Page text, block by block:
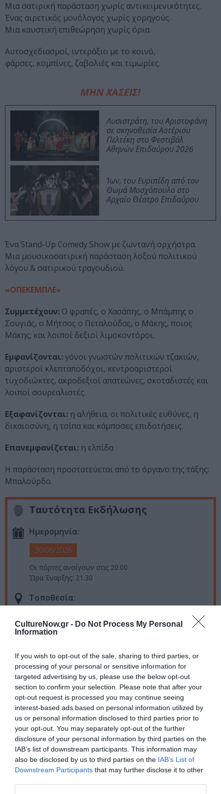
CultureNow.gr - Do Not Process My Personal
Information
If you wish to opt-out of the sale, sharing to third parties, or
processing of your personal or sensitive information for
targeted advertising by us, please use the below opt-out
section to confirm your selection. Please note that after your
opt-out request is processed you may continue seeing
interest-based ads based on personal information utilized by
us or personal information disclosed to third parties prior to
your opt-out. You may separately opt-out of the further
disclosure of your personal information by third parties on the
IAB’s list of downstream participants. This information may
also be disclosed by us to third parties on the IAB’s List of
Downstream Participants that may further disclose it to other
Μια σατιρική παράσταση χωρίς αντικειμενικότητες.
Ένας αιρετικός μονόλογος χωρίς χορηγούς.
Μια καυστική επιθεώρηση χωρίς όρια.
Αυτοσχεδιασμοί, ιντεράξιο με το κοινό,
φάρσες, κομπίνες, ζαβολιές και τιμωρίες.
ΜΗΝ ΧΑΣΕΙΣ!
Λυσιστράτη, του Αριστοφάνη
σε σκηνοθεσία Αστέριου
Πελτέκη στο Φεστιβάλ
Αθηνών Επιδαύρου 2026
Ίων, του Ευριπίδη από τον
Θωμά Μοσχόπουλο στο
Αρχαίο Θέατρο Επιδαύρου
Ένα Stand-Up Comedy Show με ζωντανή ορχήστρα.
Μια μουσικοσατιρική παράσταση λοξού πολιτικού
λόγου & σατιρικού τραγουδιού.
«ΟΠΕΚΕΜΠΛΕ»
Συμμετέχουν: Ο φραπές, ο Χασάπης, ο Μπάμπης ο
Σουγιάς, ο Μήτσος ο Πεταλούδας, ο Μάκης, ποιος
Μάκης; και λοιποί δεξιοί λιμοκοντόροι.
Εμφανίζονται: γόνοι γνωστών πολιτικών τζακιών,
αριστεροί κλεπταποδόχοι, κεντροαριστεροί
τυχοδιώκτες, ακροδεξιοί απατεώνες, σκοταδιστές και
λοιποί σουρεαλιστές.
Εξαφανίζονται: η αλήθεια, οι πολιτικές ευθύνες, η
δικαιοσύνη, η τσίπα και κάμποσες επιδοτήσεις.
Επανεμφανίζεται: η ελπίδα
Η παράσταση προστατεύεται από το όργανο της τάξης:
Μπαλούρδο.
Ταυτότητα Εκδήλωσης
Ημερομηνία:
30/06/2026
Οι πόρτες ανοίγουν στις 20.00
Ώρα Έναρξης: 21.30
Τοποθεσία:
Θέατρο Δόρα Στράτου, Λόφος Φιλοπάππου (λόφος
των Μουσών)
Προπώληση: 20€ | Θέσεις χωρίς πλάτη: 17€
(περιορισμένες) | Ταμείο: 23€
Ακολουθήστε το Culturenow.gr στοGoogle News
μάθετε πρώτοι όλες τις ειδήσεις
Δείτε όλα τα τελευταία νέαγια την Τέχνη και τον
Πολιτισμό στοCulturenow.gr
Νέοι Διαγωνισμοί❯